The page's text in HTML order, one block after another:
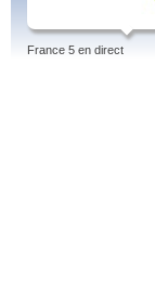
France 5 en direct